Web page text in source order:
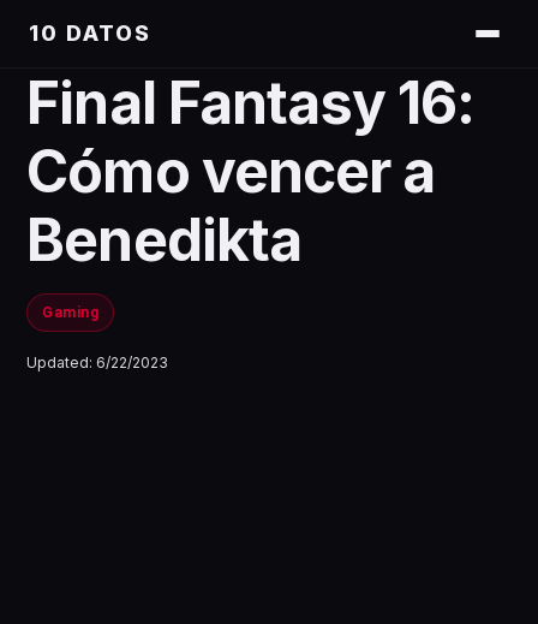
10 DATOS
Final Fantasy 16:
Cómo vencer a
Benedikta
Gaming
Updated: 6/22/2023